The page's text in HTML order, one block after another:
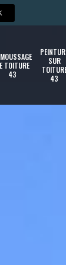
TOITURE
43
SUR
43